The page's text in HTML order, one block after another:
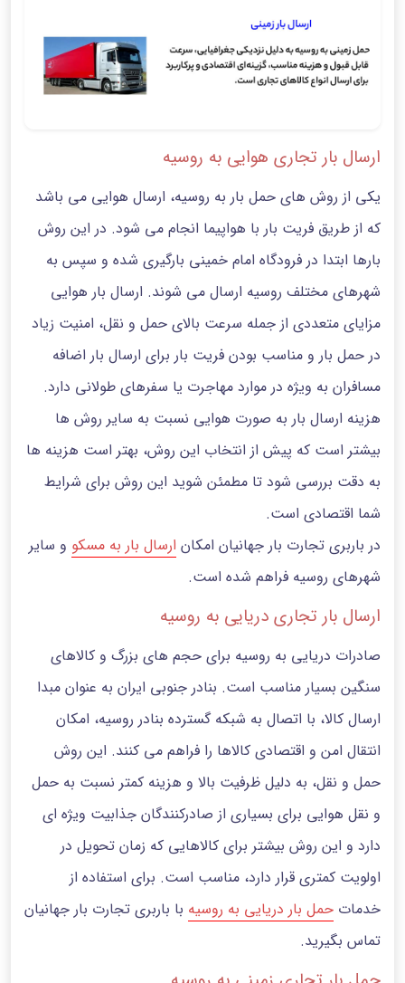
ارسال بار تجاری هوایی به روسیه
یکی از روش های حمل بار به روسیه، ارسال هوایی می باشد
که از طریق فریت بار با هواپیما انجام می شود. در این روش
بارها ابتدا در فرودگاه امام خمینی بارگیری شده و سپس به
شهرهای مختلف روسیه ارسال می شوند. ارسال بار هوایی
مزایای متعددی از جمله سرعت بالای حمل‌ و نقل، امنیت زیاد
در حمل بار و مناسب بودن فریت بار برای ارسال بار اضافه
مسافران به ویژه در موارد مهاجرت یا سفرهای طولانی دارد.
هزینه ارسال بار به صورت هوایی نسبت به سایر روش‌ ها
بیشتر است که پیش از انتخاب این روش، بهتر است هزینه ها
به دقت بررسی شود تا مطمئن شوید این روش برای شرایط
شما اقتصادی است.
در باربری تجارت بار جهانیان امکان ارسال بار به مسکو و سایر
شهرهای روسیه فراهم شده است.
ارسال بار تجاری دریایی به روسیه
صادرات دریایی به روسیه برای حجم های بزرگ و کالاهای
سنگین بسیار مناسب است. بنادر جنوبی ایران به عنوان مبدا
ارسال کالا، با اتصال به شبکه گسترده بنادر روسیه، امکان
انتقال امن و اقتصادی کالاها را فراهم می کنند. این روش
حمل‌ و نقل، به دلیل ظرفیت بالا و هزینه کمتر نسبت به حمل‌
و نقل هوایی برای بسیاری از صادرکنندگان جذابیت ویژه ای
دارد و این روش بیشتر برای کالاهایی که زمان تحویل در
اولویت کمتری قرار دارد، مناسب است. برای استفاده از
خدمات حمل بار دریایی به روسیه با باربری تجارت بار جهانیان
تماس بگیرید.